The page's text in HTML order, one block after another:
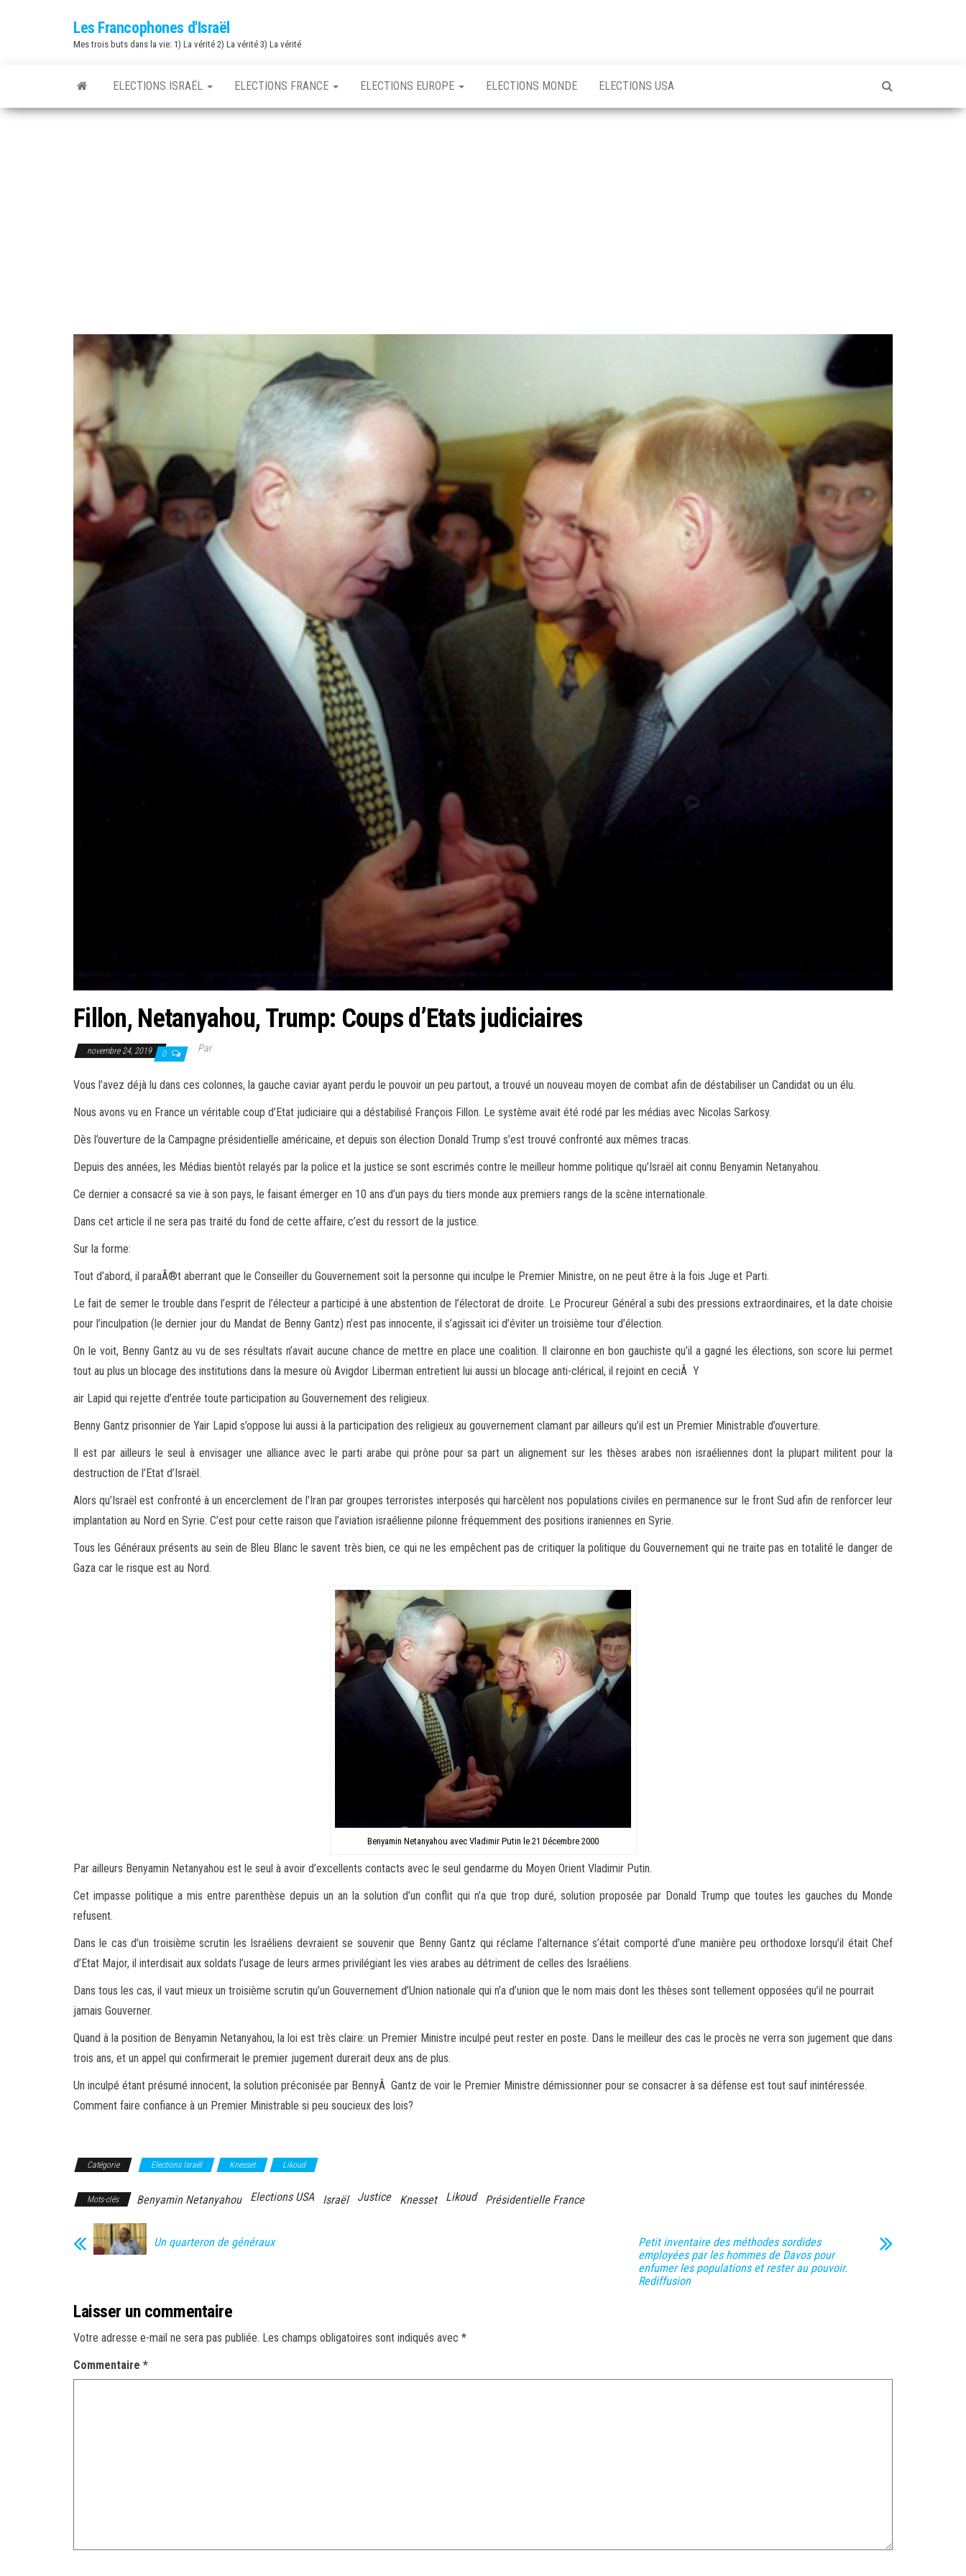
Les Francophones d'Israël
Mes trois buts dans la vie: 1) La vérité 2) La vérité 3) La vérité
ELECTIONS ISRAËL ELECTIONS FRANCE ELECTIONS EUROPE ELECTIONS MONDE ELECTIONS USA
Fillon, Netanyahou, Trump: Coups d’Etats judiciaires
novembre 24, 2019 0 Par
Vous l’avez déjà lu dans ces colonnes, la gauche caviar ayant perdu le pouvoir un peu partout, a trouvé un nouveau moyen de combat afin de déstabiliser un Candidat ou un élu.
Nous avons vu en France un véritable coup d’Etat judiciaire qui a déstabilisé François Fillon. Le système avait été rodé par les médias avec Nicolas Sarkosy.
Dès l’ouverture de la Campagne présidentielle américaine, et depuis son élection Donald Trump s’est trouvé confronté aux mêmes tracas.
Depuis des années, les Médias bientôt relayés par la police et la justice se sont escrimés contre le meilleur homme politique qu’Israël ait connu Benyamin Netanyahou.
Ce dernier a consacré sa vie à son pays, le faisant émerger en 10 ans d’un pays du tiers monde aux premiers rangs de la scène internationale.
Dans cet article il ne sera pas traité du fond de cette affaire, c’est du ressort de la justice.
Sur la forme:
Tout d’abord, il paraÃ®t aberrant que le Conseiller du Gouvernement soit la personne qui inculpe le Premier Ministre, on ne peut être à la fois Juge et Parti.
Le fait de semer le trouble dans l’esprit de l’électeur a participé à une abstention de l’électorat de droite. Le Procureur Général a subi des pressions extraordinaires, et la date choisie
pour l’inculpation (le dernier jour du Mandat de Benny Gantz) n’est pas innocente, il s’agissait ici d’éviter un troisième tour d’élection.
On le voit, Benny Gantz au vu de ses résultats n’avait aucune chance de mettre en place une coalition. Il claironne en bon gauchiste qu’il a gagné les élections, son score lui permet
tout au plus un blocage des institutions dans la mesure où Avigdor Liberman entretient lui aussi un blocage anti-clérical, il rejoint en ceciÂ Y
air Lapid qui rejette d’entrée toute participation au Gouvernement des religieux.
Benny Gantz prisonnier de Yair Lapid s’oppose lui aussi à la participation des religieux au gouvernement clamant par ailleurs qu’il est un Premier Ministrable d’ouverture.
Il est par ailleurs le seul à envisager une alliance avec le parti arabe qui prône pour sa part un alignement sur les thèses arabes non israéliennes dont la plupart militent pour la
destruction de l’Etat d’Israël.
Alors qu’Israël est confronté à un encerclement de l’Iran par groupes terroristes interposés qui harcèlent nos populations civiles en permanence sur le front Sud afin de renforcer leur
implantation au Nord en Syrie. C’est pour cette raison que l’aviation israélienne pilonne fréquemment des positions iraniennes en Syrie.
Tous les Généraux présents au sein de Bleu Blanc le savent très bien, ce qui ne les empêchent pas de critiquer la politique du Gouvernement qui ne traite pas en totalité le danger de
Gaza car le risque est au Nord.
Benyamin Netanyahou avec Vladimir Putin le 21 Décembre 2000
Par ailleurs Benyamin Netanyahou est le seul à avoir d’excellents contacts avec le seul gendarme du Moyen Orient Vladimir Putin.
Cet impasse politique a mis entre parenthèse depuis un an la solution d’un conflit qui n’a que trop duré, solution proposée par Donald Trump que toutes les gauches du Monde
refusent.
Dans le cas d’un troisième scrutin les Israéliens devraient se souvenir que Benny Gantz qui réclame l’alternance s’était comporté d’une manière peu orthodoxe lorsqu’il était Chef
d’Etat Major, il interdisait aux soldats l’usage de leurs armes privilégiant les vies arabes au détriment de celles des Israéliens.
Dans tous les cas, il vaut mieux un troisième scrutin qu’un Gouvernement d’Union nationale qui n’a d’union que le nom mais dont les thèses sont tellement opposées qu’il ne pourrait
jamais Gouverner.
Quand à la position de Benyamin Netanyahou, la loi est très claire: un Premier Ministre inculpé peut rester en poste. Dans le meilleur des cas le procès ne verra son jugement que dans
trois ans, et un appel qui confirmerait le premier jugement durerait deux ans de plus.
Un inculpé étant présumé innocent, la solution préconisée par BennyÂ Gantz de voir le Premier Ministre démissionner pour se consacrer à sa défense est tout sauf inintéressée.
Comment faire confiance à un Premier Ministrable si peu soucieux des lois?
Catégorie Elections Israël Knesset Likoud
Mots-clés Benyamin Netanyahou Elections USA Israël Justice Knesset Likoud Présidentielle France
Un quarteron de généraux
Petit inventaire des méthodes sordides
employées par les hommes de Davos pour
enfumer les populations et rester au pouvoir.
Rediffusion
Laisser un commentaire
Votre adresse e-mail ne sera pas publiée. Les champs obligatoires sont indiqués avec *
Commentaire *